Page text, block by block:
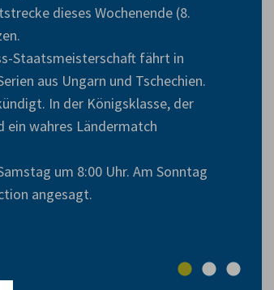
dieses Wochenende (8.
Staatsmeisterschaft fährt in
aus Ungarn und Tschechien.
In der Königsklasse, der
ein wahres Ländermatch
um 8:00 Uhr. Am Sonntag
angesagt.